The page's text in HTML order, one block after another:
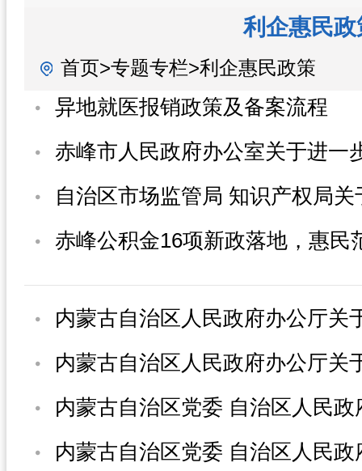
利企惠民政
首页>专题专栏>利企惠民政策
异地就医报销政策及备案流程